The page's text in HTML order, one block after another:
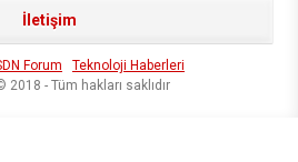
İletişim
Forum
Teknoloji Haberleri
2018 - Tüm hakları saklıdır